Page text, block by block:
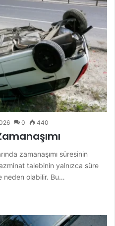
0 440
zamanaşımı süresinin
talebinin yalnızca süre
neden olabilir. Bu…